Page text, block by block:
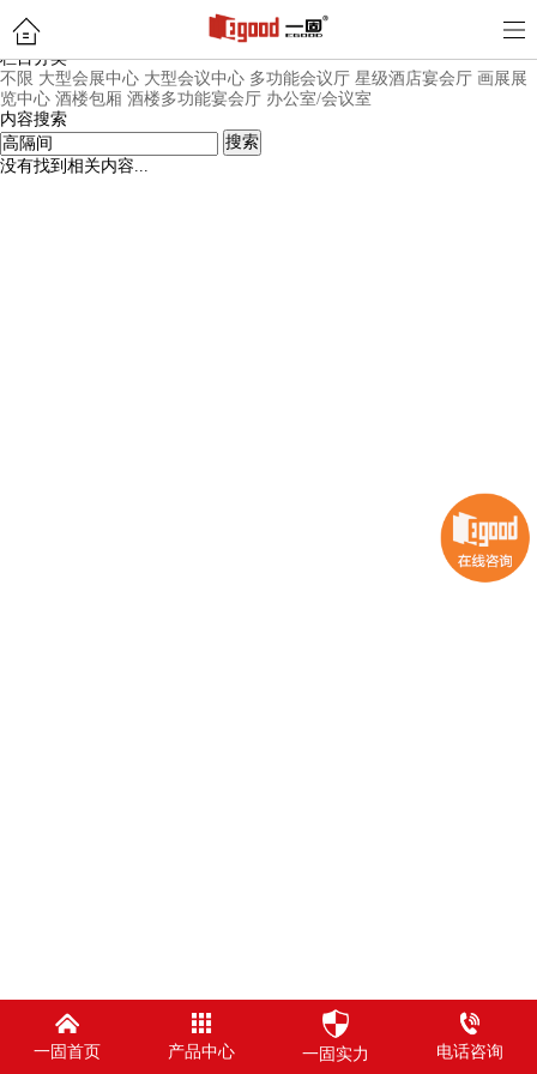
内容搜索页面
栏目分类
不限 大型会展中心 大型会议中心 多功能会议厅 星级酒店宴会厅 画展展
览中心 酒楼包厢 酒楼多功能宴会厅 办公室/会议室
内容搜索
搜索
没有找到相关内容...
一固首页 产品中心 一固实力 电话咨询